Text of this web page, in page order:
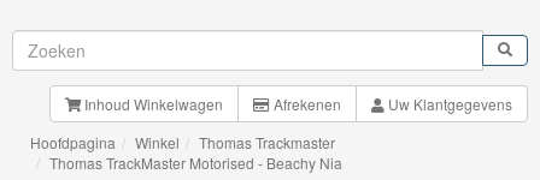
Brio
Treinen
BigJigs
Inhoud Winkelwagen Afrekenen
Uw Klantgegevens
Hoofdpagina
Winkel
Thomas Trackmaster
Thomas TrackMaster Motorised - Beachy Nia